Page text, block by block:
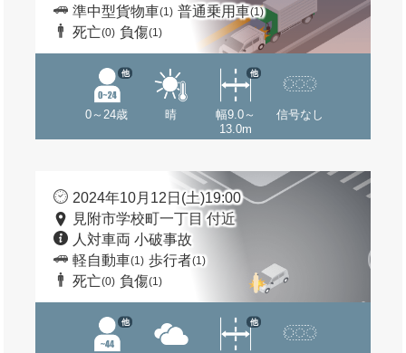
準中型貨物車(1) 普通乗用車(1)
死亡(0) 負傷(1)
0～24歳
他
晴
幅9.0～
13.0m
他
信号なし
2024年10月12日(土)19:00
見附市学校町一丁目 付近
人対車両 小破事故
軽自動車(1) 歩行者(1)
死亡(0) 負傷(1)
他 他